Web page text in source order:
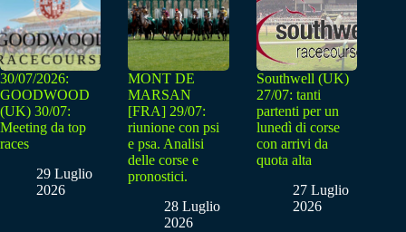
30/07/2026:
GOODWOOD
(UK) 30/07:
Meeting da top
races
29 Luglio
2026
MONT DE
MARSAN
[FRA] 29/07:
riunione con psi
e psa. Analisi
delle corse e
pronostici.
28 Luglio
2026
Southwell (UK)
27/07: tanti
partenti per un
lunedì di corse
con arrivi da
quota alta
27 Luglio
2026